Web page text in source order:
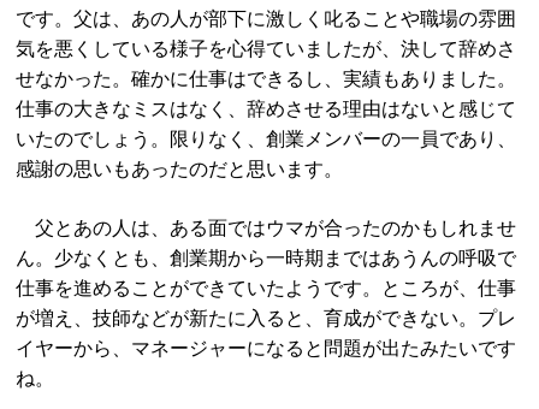
です。父は、あの人が部下に激しく叱ることや職場の雰囲
気を悪くしている様子を心得ていましたが、決して辞めさ
せなかった。確かに仕事はできるし、実績もありました。
仕事の大きなミスはなく、辞めさせる理由はないと感じて
いたのでしょう。限りなく、創業メンバーの一員であり、
感謝の思いもあったのだと思います。
父とあの人は、ある面ではウマが合ったのかもしれませ
ん。少なくとも、創業期から一時期まではあうんの呼吸で
仕事を進めることができていたようです。ところが、仕事
が増え、技師などが新たに入ると、育成ができない。プレ
イヤーから、マネージャーになると問題が出たみたいです
ね。